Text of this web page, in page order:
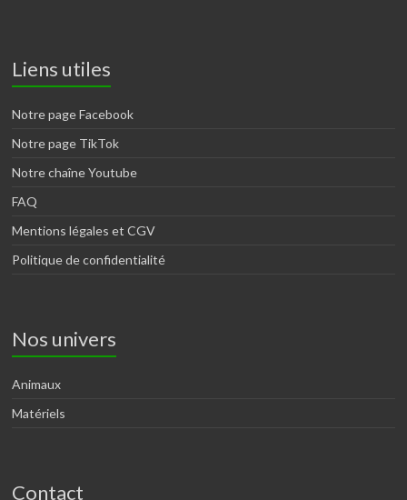
Liens utiles
Notre page Facebook
Notre page TikTok
Notre chaîne Youtube
FAQ
Mentions légales et CGV
Politique de confidentialité
Nos univers
Animaux
Matériels
Contact